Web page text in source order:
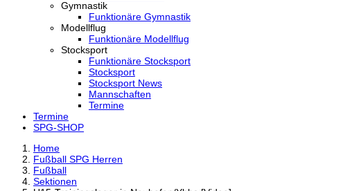
Gymnastik
Funktionäre Gymnastik
Modellflug
Funktionäre Modellflug
Stocksport
Funktionäre Stocksport
Stocksport
Stocksport News
Mannschaften
Termine
Termine
SPG-SHOP
Home
Fußball SPG Herren
Fußball
Sektionen